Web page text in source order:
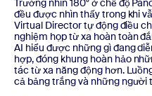
Trường nhìn 180° ở chế độ
đều được nhìn thấy trong khi
Virtual Director tự động điều
nghiệm họp từ xa hoàn toàn
AI hiểu được những gì đang
hợp, đóng khung hoàn hảo
tác từ xa năng động hơn.
cả bảng trắng và những